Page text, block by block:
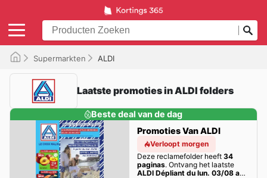
Supermarkten ALDI
Laatste promoties in ALDI folders
Beste deal van de dag
Promoties Van ALDI
Verloopt morgen
Deze reclamefolder heeft 34
paginas. Ontvang het laatste
ALDI Dépliant du lun. 03/08 au